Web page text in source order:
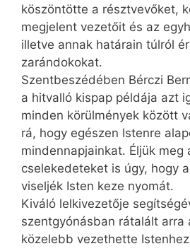
köszöntötte a résztvevőket,
megjelent vezetőit és az
illetve annak határain túlról
zarándokokat.
Szentbeszédében Bérczi
a hitvalló kispap példája azt
minden körülmények között
rá, hogy egészen Istenre
mindennapjainkat. Éljük meg
cselekedeteket is úgy, hogy
viseljék Isten keze nyomát.
Kiváló lelkivezetője
szentgyónásban rátalált arra
közelebb vezethette